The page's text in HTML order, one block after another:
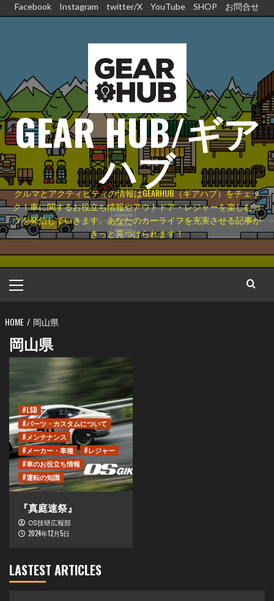
ス
キ
ッ
プ
Facebook Instagram twitter/X YouTube SHOP お問合せ
GEAR HUB/ギア
ハブ
クルマとアクティビティの情報はGEARHUB（ギアハブ）をチェッ
ク！車に関するお役立ち情報やアウトドア・レジャーを楽しむコ
ツを発信していきます。あなたのカーライフを充実させる記事が
きっと見つけられます！
イ
メ
ニ
ュ
HOME 岡山県
岡山県
#LSD
#パーツ・カスタムについて
#メンテナンス
#メーカー・車種
#レジャー
#車のお役立ち情報
#運転の知識
『真庭速祭』
OS技研広報部
2024年12月5日
LASTEST ARTICLES